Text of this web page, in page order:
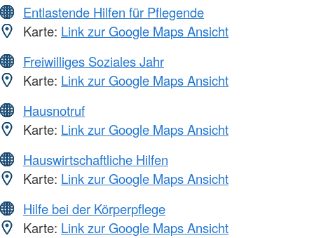
Entlastende Hilfen für Pflegende
Karte: Link zur Google Maps Ansicht
Freiwilliges Soziales Jahr
Karte: Link zur Google Maps Ansicht
Hausnotruf
Karte: Link zur Google Maps Ansicht
Hauswirtschaftliche Hilfen
Karte: Link zur Google Maps Ansicht
Hilfe bei der Körperpflege
Karte: Link zur Google Maps Ansicht